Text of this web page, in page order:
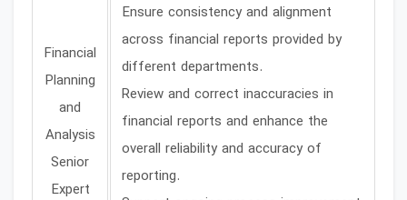
Ensure consistency and alignment
across financial reports provided by
different departments.
Review and correct inaccuracies in
financial reports and enhance the
overall reliability and accuracy of
reporting.
Financial
Planning
and
Analysis
Senior
Expert